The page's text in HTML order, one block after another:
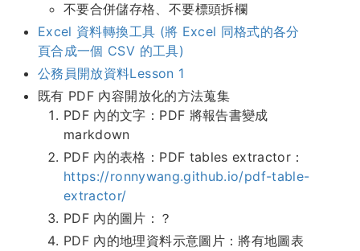
不要合併儲存格、不要標頭拆欄
Excel 資料轉換工具 (將 Excel 同格式的各分
頁合成一個 CSV 的工具)
公務員開放資料Lesson 1
既有 PDF 內容開放化的方法蒐集
PDF 內的文字：PDF 將報告書變成
markdown
PDF 內的表格：PDF tables extractor：
https://ronnywang.github.io/pdf-table-
extractor/
PDF 內的圖片：？
PDF 內的地理資料示意圖片：將有地圖表